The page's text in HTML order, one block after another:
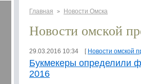
Главная > Новости Омска
Новости омской
29.03.2016 10:34 [ Новости омской
Букмекеры определили
2016